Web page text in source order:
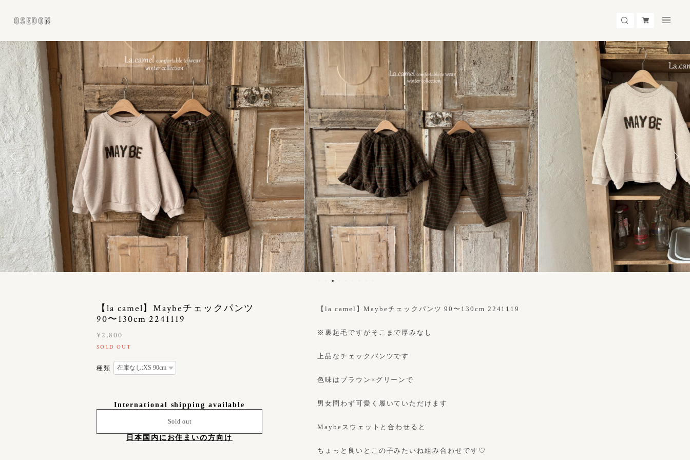
【la camel】Maybeチェックパンツ
90〜130cm 2241119
¥2,800
SOLD OUT
種類
International shipping available
Sold out
日本国内にお住まいの方向け
【la camel】Maybeチェックパンツ 90〜130cm 2241119
※裏起毛ですがそこまで厚みなし
上品なチェックパンツです
色味はブラウン×グリーンで
男女問わず可愛く履いていただけます
Maybeスウェットと合わせると
ちょっと良いとこの子みたいね組み合わせです♡